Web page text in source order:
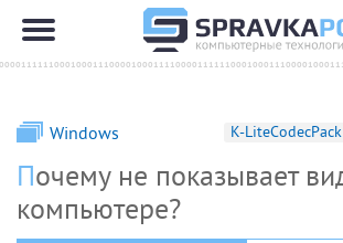
Windows K-LiteCodecPack
Почему не показывает видео на
компьютере?